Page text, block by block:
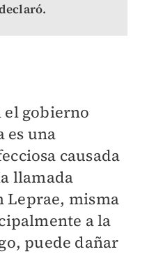
el gobierno
es una
causada
llamada
Leprae, misma
a la
puede dañar